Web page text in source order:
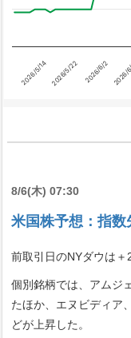
2026/5/14 2026/5/22 2026/6/2
8/6(木) 07:30
米国株予想：指
前取引日のNYダウは＋
個別銘柄では、アムジ
たほか、エヌビディア
どが上昇した。